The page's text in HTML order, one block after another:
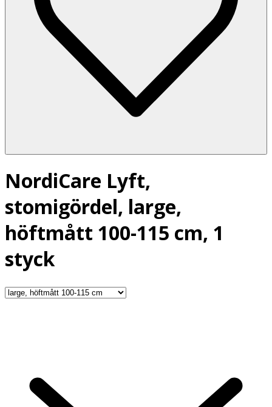
NordiCare Lyft,
stomigördel, large,
höftmått 100-115 cm, 1
styck